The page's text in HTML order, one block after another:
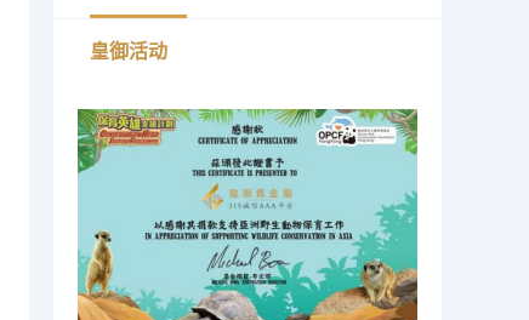
皇御活动